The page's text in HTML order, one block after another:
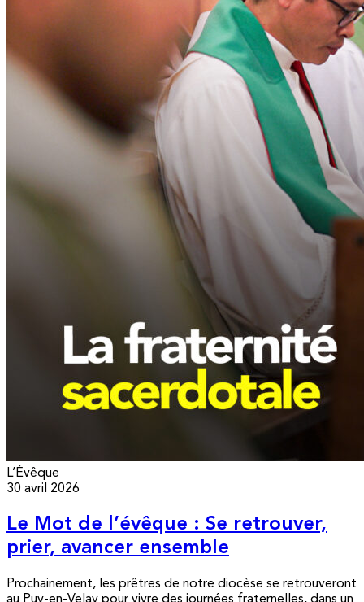
L’Évêque
30 avril 2026
Le Mot de l’évêque : Se retrouver,
prier, avancer ensemble
Prochainement, les prêtres de notre diocèse se retrouveront